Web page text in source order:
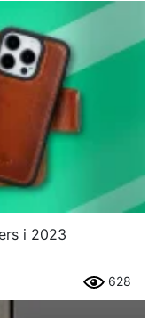
i 2023
628